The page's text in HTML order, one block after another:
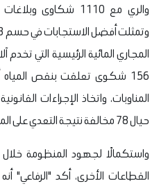
والري مع 1110
المجاري المائية الرئيسية التي تخدم
156 شكوى تعلقت بنقص المياه
المناوبات، واتخاذ الإجراءات
حيال 78 مخالفة نتيجة التعدي على المجاري المائية بصورٍ متعددة.
واستكمالًا لجهود المنظومة
القطاعات الأخرى، أكد "الرفاعي"